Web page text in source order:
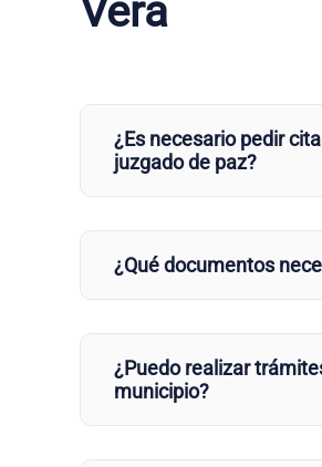
Vera
¿Es necesario pedir
juzgado de paz?
¿Qué documentos
¿Puedo realizar
municipio?